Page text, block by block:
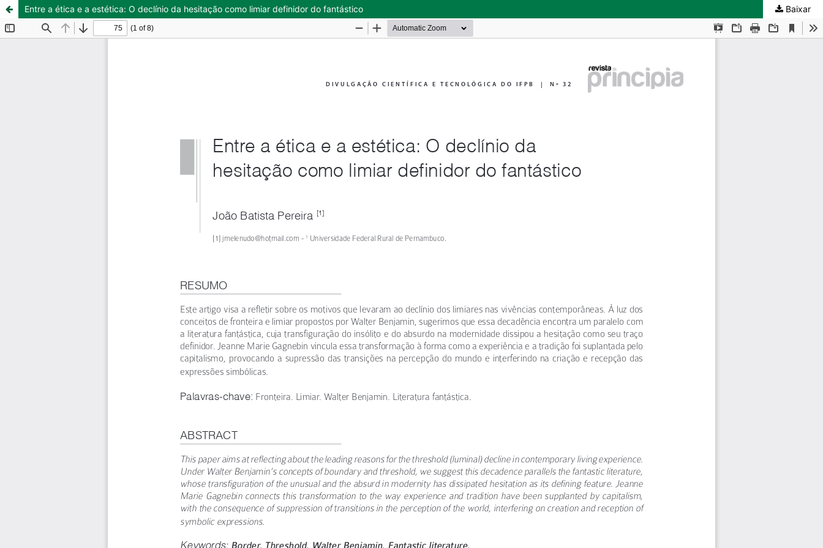
Entre a ética e a estética: O declínio da hesitação como limiar definidor do fantástico Baixar